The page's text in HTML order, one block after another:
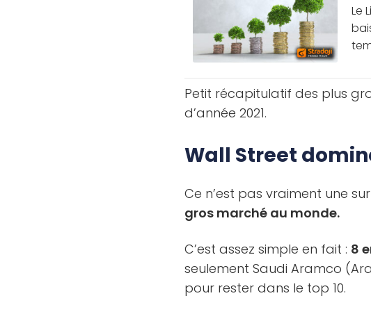
Le
Petit récapitulatif des plus
d’année 2021.
Wall Street
Ce n’est pas vraiment une
gros marché au monde.
C’est assez simple en fait : 8
seulement Saudi Aramco
pour rester dans le top 10.